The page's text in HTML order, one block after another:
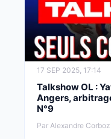
17 SEP 2025, 17:14
Talkshow OL :
Angers,
N°9
Par Alexandre Corboz